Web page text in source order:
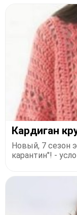
Кардиган
Новый, 7 сезон
карантин"! -